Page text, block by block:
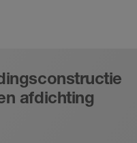
afdichting